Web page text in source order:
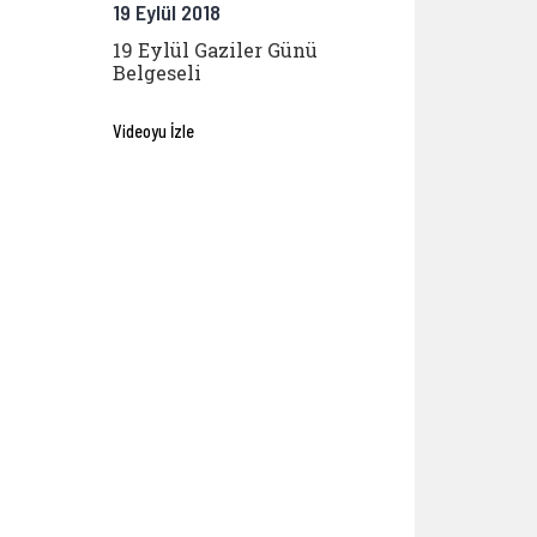
19 Eylül 2018
19 Eylül Gaziler Günü
Belgeseli
Videoyu İzle